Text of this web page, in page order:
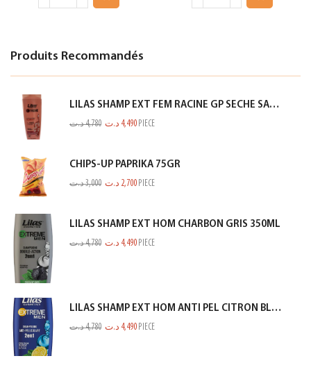
Produits Recommandés
LILAS SHAMP EXT FEM RACINE GP SECHE SAUMON 350ML
4,780د.ت 4,490 د.ت PIECE
CHIPS-UP PAPRIKA 75GR
3,000د.ت 2,700 د.ت PIECE
LILAS SHAMP EXT HOM CHARBON GRIS 350ML
4,780د.ت 4,490 د.ت PIECE
LILAS SHAMP EXT HOM ANTI PEL CITRON BLEU 350ML
4,780د.ت 4,490 د.ت PIECE